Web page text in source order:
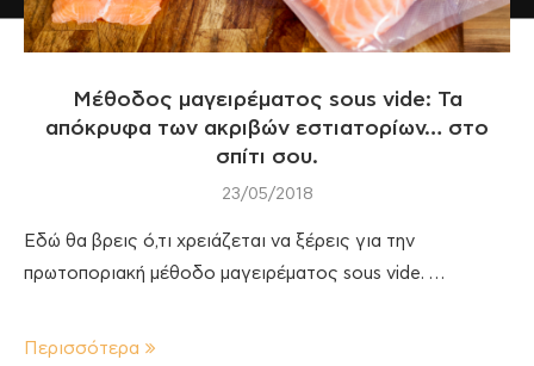
Μέθοδος μαγειρέματος sous vide: Τα
απόκρυφα των ακριβών εστιατορίων… στο
σπίτι σου.
23/05/2018
Εδώ θα βρεις ό,τι χρειάζεται να ξέρεις για την
πρωτοποριακή μέθοδο μαγειρέματος sous vide. …
Περισσότερα